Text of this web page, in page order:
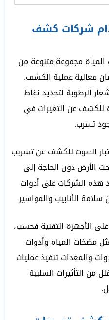
شركات كشف
مجموعة متنوعة من
فعالية عملية الكشف.
الرطوبة لتحديد نقاط
للكشف عن التغيرات في
تسرب.
الصوت للكشف عن تسريب
الأرض دون الحاجة إلى
هذه الشركات على أدوات
الأنابيب والمواسير.
الأجهزة التقنية فحسب،
مضخات المياه وأدوات
والمعدات تنفيذ عمليات
من التأثيرات السلبية